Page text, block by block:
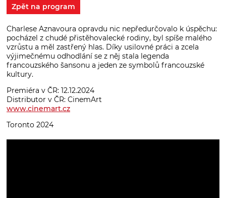
Zpět na program
Charlese Aznavoura opravdu nic nepředurčovalo k úspěchu:
pocházel z chudé přistěhovalecké rodiny, byl spíše malého
vzrůstu a měl zastřený hlas. Díky usilovné práci a zcela
výjimečnému odhodlání se z něj stala legenda
francouzského šansonu a jeden ze symbolů francouzské
kultury.
Premiéra v ČR: 12.12.2024
Distributor v ČR: CinemArt
www.cinemart.cz
Toronto 2024